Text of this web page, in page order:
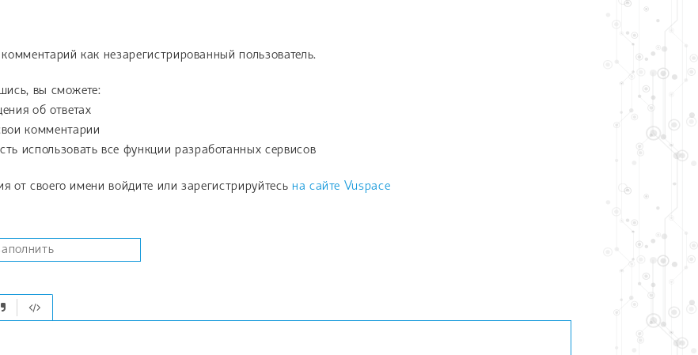
как незарегистрированный пользователь.
вы сможете:
об ответах
комментарии
использовать все функции разработанных сервисов
от своего имени войдите или зарегистрируйтесь на сайте Vuspace